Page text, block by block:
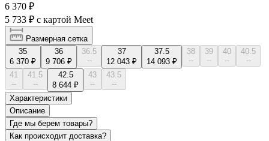
6 370 ₽
5 733 ₽ с картой Meet
Размерная сетка
35
6 370 ₽
36
9 706 ₽
36.5
--
37
12 043 ₽
37.5
14 093 ₽
38
--
39
--
40
--
40.5
--
41
--
41.5
--
42.5
8 644 ₽
43
--
43.5
--
Характеристики
Описание
Где мы берем товары?
Как происходит доставка?